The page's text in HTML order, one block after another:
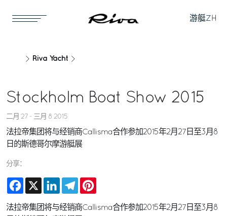
游艇ZH
Riva Yacht
Stockholm Boat Show 2015
二月 27 - 三月 8 2015
法拉帝集团将与经销商Callisma合作参加2015年2月27日至3月8
日的斯德哥尔摩游艇展
分享：
Facebook
X LinkedInTelegram
法拉帝集团将与经销商Callisma合作参加2015年2月27日至3月8